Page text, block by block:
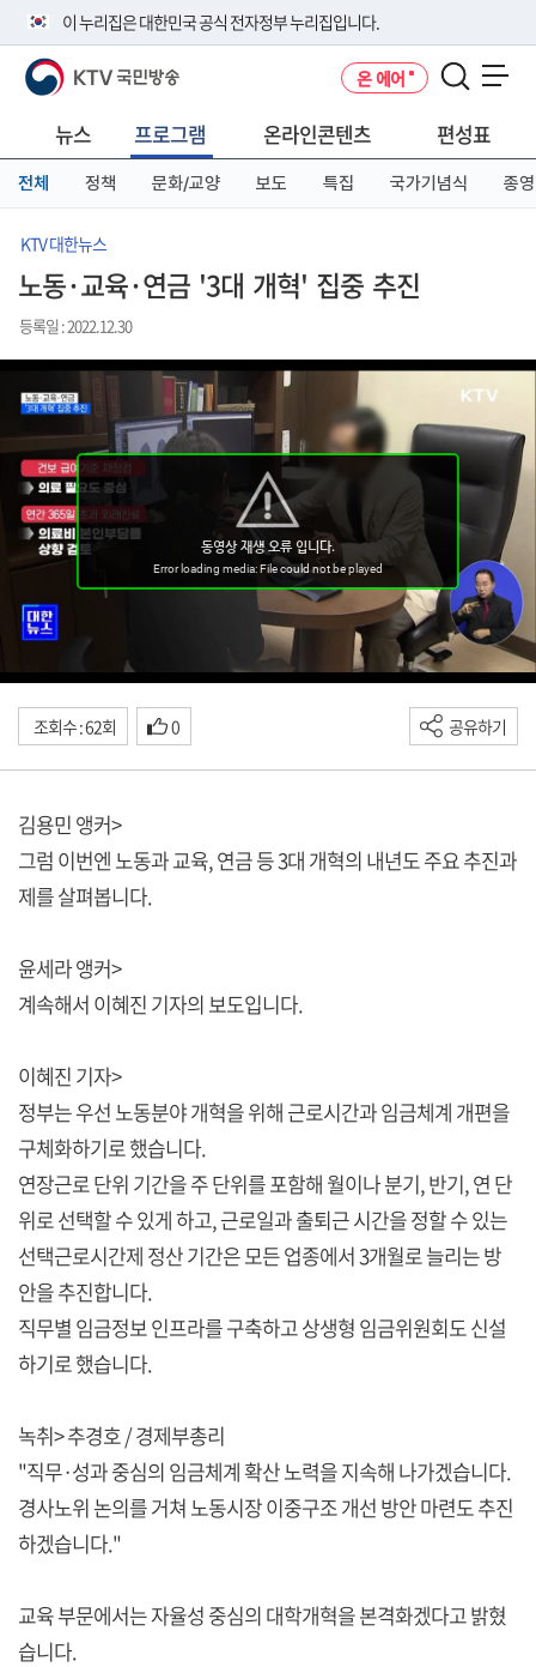
이 누리집은 대한민국 공식 전자정부 누리집입니다.
공식 누리집 주소 확인하기
니다.
이밖에 or.kr 또는 .kr등 다른 도메인 주소를 사용하고 있다면 아래 URL에
서 도메인 주소를 확인해 보세요
KTV 국민방송 온 에어
뉴스 프로그램 온라인콘텐츠 편성표
전체 정책 문화/교양 보도 특집 국가기념식 종영
KTV 대한뉴스
노동·교육·연금 '3대 개혁' 집중 추진
등록일 : 2022.12.30
조회수 : 62회 0 공유하기
김용민 앵커>
그럼 이번엔 노동과 교육, 연금 등 3대 개혁의 내년도 주요 추진과
제를 살펴봅니다.
윤세라 앵커>
계속해서 이혜진 기자의 보도입니다.
이혜진 기자>
정부는 우선 노동분야 개혁을 위해 근로시간과 임금체계 개편을
구체화하기로 했습니다.
연장근로 단위 기간을 주 단위를 포함해 월이나 분기, 반기, 연 단
위로 선택할 수 있게 하고, 근로일과 출퇴근 시간을 정할 수 있는
선택근로시간제 정산 기간은 모든 업종에서 3개월로 늘리는 방
안을 추진합니다.
직무별 임금정보 인프라를 구축하고 상생형 임금위원회도 신설
하기로 했습니다.
녹취> 추경호 / 경제부총리
"직무·성과 중심의 임금체계 확산 노력을 지속해 나가겠습니다.
경사노위 논의를 거쳐 노동시장 이중구조 개선 방안 마련도 추진
하겠습니다."
교육 부문에서는 자율성 중심의 대학개혁을 본격화겠다고 밝혔
습니다.